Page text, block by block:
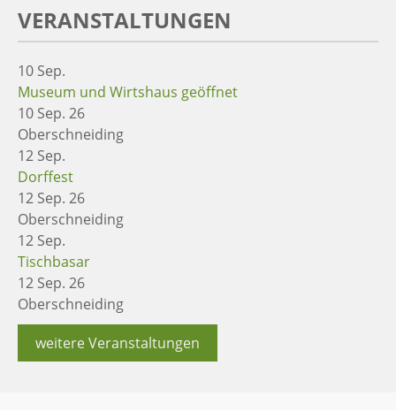
VERANSTALTUNGEN
10 Sep.
Museum und Wirtshaus geöffnet
10 Sep. 26
Oberschneiding
12 Sep.
Dorffest
12 Sep. 26
Oberschneiding
12 Sep.
Tischbasar
12 Sep. 26
Oberschneiding
weitere Veranstaltungen